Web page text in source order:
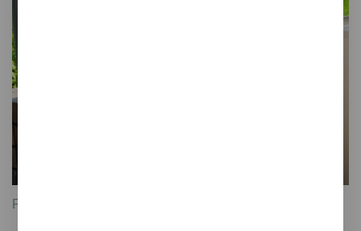
Fusionando funcionalidad, estilo y confiabilidad